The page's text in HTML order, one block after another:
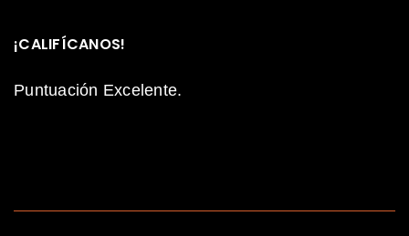
¡CALIFÍCANOS!
Puntuación Excelente.